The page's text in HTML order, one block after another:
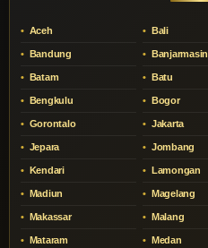
Aceh Bali
Bandung Banjarmasin
Batam Batu
Bengkulu Bogor
Gorontalo Jakarta
Jepara Jombang
Kendari Lamongan
Madiun Magelang
Makassar Malang
Mataram Medan